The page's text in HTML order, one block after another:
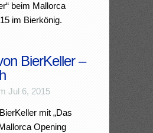
beim Mallorca
im Bierkönig.
BierKeller –
Jul 6, 2015
mit „Das
Opening